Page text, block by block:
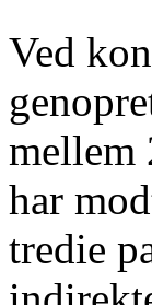
Ved
mellem
har
tredie